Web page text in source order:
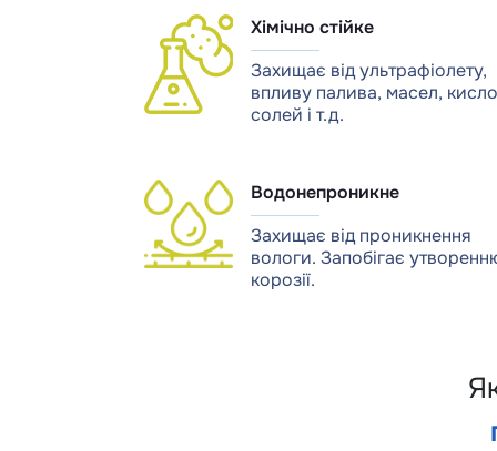
Хімічно стійке
Захищає від ультрафіолету,
впливу палива, масел,
солей і т.д.
Водонепроникне
Захищає від проникнення
вологи. Запобігає
корозії.